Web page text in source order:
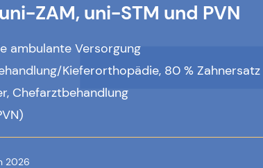
ZAM, uni-STM und PVN
ambulante Versorgung
Kieferorthopädie, 80 % Zahnersatz
Chefarztbehandlung
2026